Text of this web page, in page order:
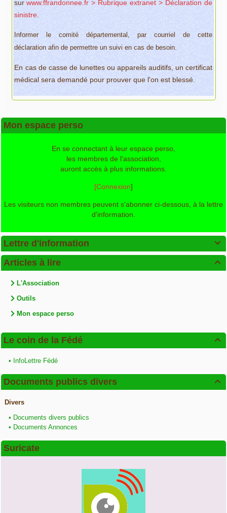
surwww.ffrandonnee.fr > Rubrique extranet > Déclaration de
sinistre .
Informer le comité départemental, par courriel de cette
déclarationafin de permettre un suivi en cas de besoin.
En cas de casse de lunettes ou appareils auditifs, un certificat
médical sera demandé pour prouver que l'on est blessé.
Mon espace perso
En se connectant à leur espace perso,
les membres de l'association,
auront accès à plus informations.
[Connexion]
Les visiteurs non membres peuvent s'abonner ci-dessous, à la lettre
d'information.

Lettre d'information

Articles à lire
L'Association
Outils
Mon espace perso

Le coin de la Fédé
• InfoLettre Fédé

Documents publics divers
Divers
• Documents divers publics
• Documents Annonces
Suricate